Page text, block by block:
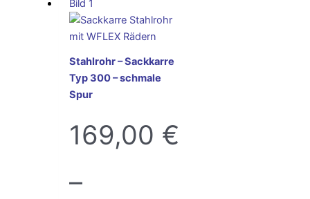
Stahlrohr – Sackkarre
Typ 300 – schmale
Spur
169,00 €
–